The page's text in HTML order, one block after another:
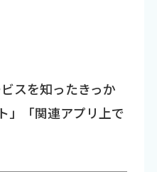
スを知ったきっか
」「関連アプリ上で